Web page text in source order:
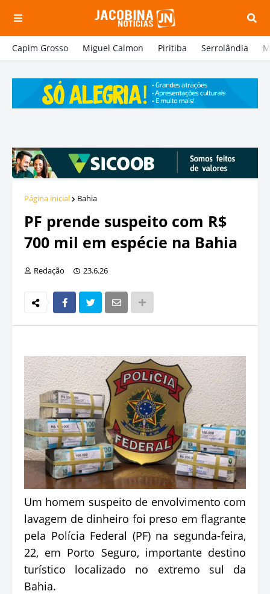
Capim Grosso Miguel Calmon Piritiba Serrolândia
Página inicial Bahia
PF prende suspeito com R$
700 mil em espécie na Bahia
Redação 23.6.26
Um homem suspeito de envolvimento com
lavagem de dinheiro foi preso em flagrante
pela Polícia Federal (PF) na segunda-feira,
22, em Porto Seguro, importante destino
turístico localizado no extremo sul da
Bahia.